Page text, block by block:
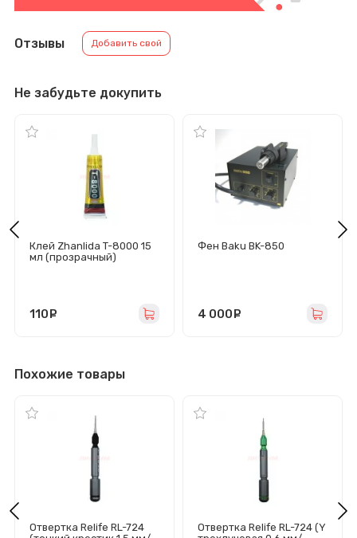
Отзывы Добавить свой
Не забудьте докупить
Клей Zhanlida T-8000 15
мл (прозрачный)
110
Фен Baku BK-850
4 000
Похожие товары
Отвертка Relife RL-724
Отвертка Relife RL-724 (Y